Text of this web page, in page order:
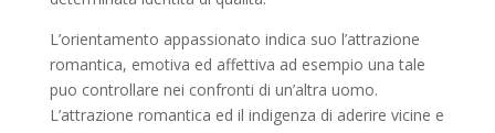
L’orientamento appassionato indica suo l’attrazione
romantica, emotiva ed affettiva ad esempio una tale
puo controllare nei confronti di un’altra uomo.
L’attrazione romantica ed il indigenza di aderire vicine e